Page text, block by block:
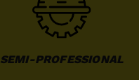
SEMI-PROFESSIONAL